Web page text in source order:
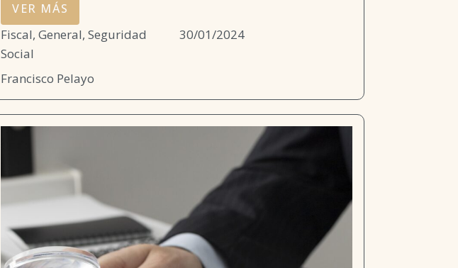
VER MÁS
Fiscal, General, Seguridad
Social
30/01/2024
Francisco Pelayo